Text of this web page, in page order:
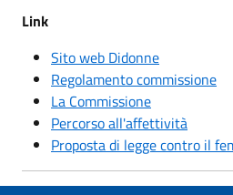
Link
Sito web Didonne
Regolamento commissione
La Commissione
Percorso all'affettività
Proposta di legge contro il